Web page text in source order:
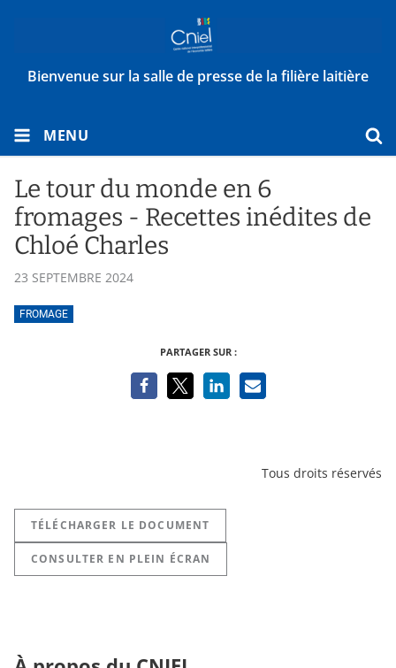
Bienvenue sur la salle de presse de la filière laitière
MENU
Le tour du monde en 6
fromages - Recettes inédites de
Chloé Charles
23 SEPTEMBRE 2024
FROMAGE
PARTAGER SUR :
Tous droits réservés
TÉLÉCHARGER LE DOCUMENT
CONSULTER EN PLEIN ÉCRAN